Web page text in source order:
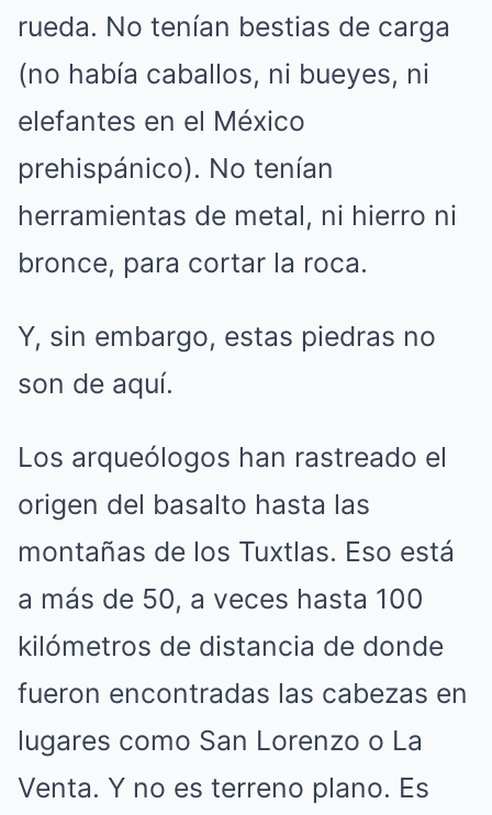
rueda. No tenían bestias de carga
(no había caballos, ni bueyes, ni
elefantes en el México
prehispánico). No tenían
herramientas de metal, ni hierro ni
bronce, para cortar la roca.
Y, sin embargo, estas piedras no
son de aquí.
Los arqueólogos han rastreado el
origen del basalto hasta las
montañas de los Tuxtlas. Eso está
a más de 50, a veces hasta 100
kilómetros de distancia de donde
fueron encontradas las cabezas en
lugares como San Lorenzo o La
Venta. Y no es terreno plano. Es